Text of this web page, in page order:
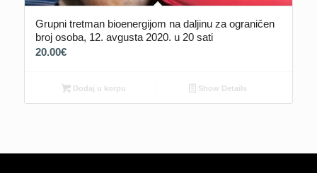
Grupni tretman bioenergijom na daljinu za ograničen
broj osoba, 12. avgusta 2020. u 20 sati
20.00€
Dodaj u korpu Show Details